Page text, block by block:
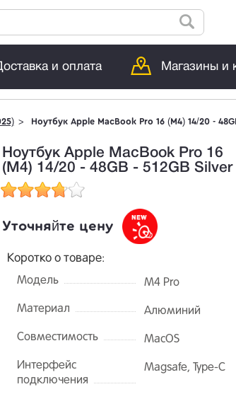
и оплата Магазины и
Ноутбук Apple MacBook Pro 16 (M4) 14/20 -
Ноутбук Apple MacBook Pro 16
(M4) 14/20 - 48GB - 512GB Silver
Уточняйте цену
Коротко о товаре:
Модель M4 Pro
Материал Алюминий
Совместимость MacOS
Интерфейс
подключения
Magsafe, Type-C